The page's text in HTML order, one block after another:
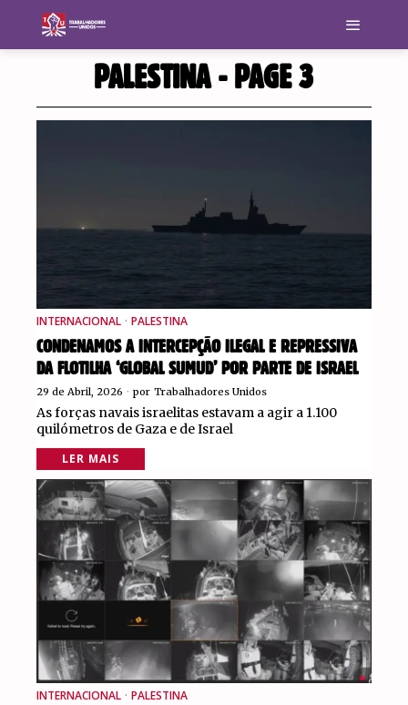
PALESTINA- PAGE 3
INTERNACIONAL · PALESTINA
CONDENAMOS A INTERCEPÇÃO ILEGAL E REPRESSIVA
DA FLOTILHA ‘GLOBAL SUMUD’ POR PARTE DE ISRAEL
29 de Abril, 2026 por Trabalhadores Unidos
As forças navais israelitas estavam a agir a 1.100
quilómetros de Gaza e de Israel
LER MAIS
INTERNACIONAL · PALESTINA